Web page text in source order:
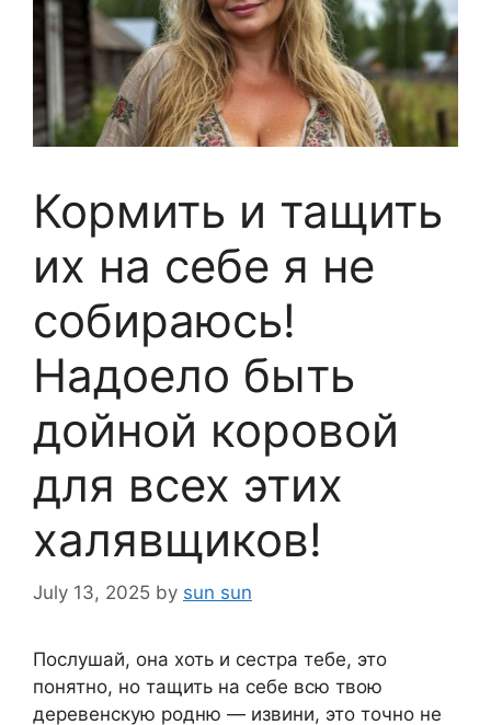
Кормить и тащить
их на себе я не
собираюсь!
Надоело быть
дойной коровой
для всех этих
халявщиков!
July 13, 2025 by sun sun
Послушай, она хоть и сестра тебе, это
понятно, но тащить на себе всю твою
деревенскую родню — извини, это точно не